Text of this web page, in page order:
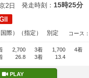
2日 発走時刻： 15時25分
国際）（指定） 別定 コース：
2,700 3着 1,700 4着
26.8 3着 13.4
PLAY